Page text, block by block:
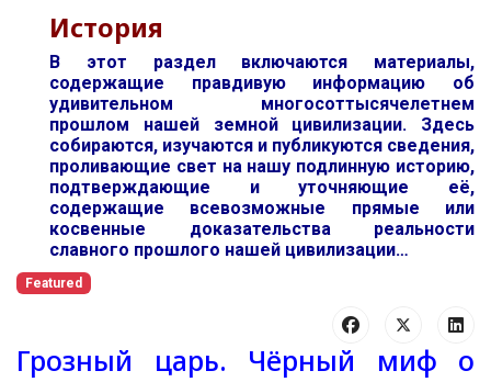
История
В этот раздел включаются материалы,
содержащие правдивую информацию об
удивительном многосоттысячелетнем
прошлом нашей земной цивилизации. Здесь
собираются, изучаются и публикуются сведения,
проливающие свет на нашу подлинную историю,
подтверждающие и уточняющие её,
содержащие всевозможные прямые или
косвенные доказательства реальности
славного прошлого нашей цивилизации…
Featured
Грозный царь. Чёрный миф о